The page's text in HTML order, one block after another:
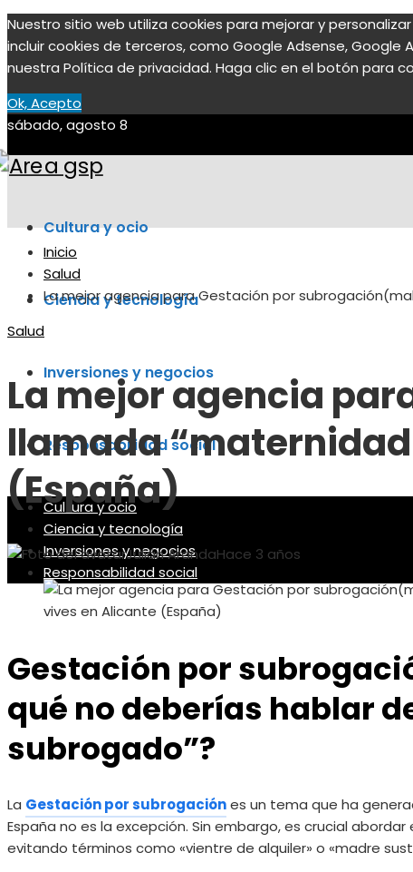
Nuestro sitio web utiliza cookies para mejorar y
incluir cookies de terceros, como Google Adsense, Google
nuestra Política de privacidad. Haga clic en el botón para
Ok, Acepto
sábado, agosto 8
Cultura y ocio
Ciencia y tecnología
Inversiones y negocios
Responsabilidad social
Cultura y ocio
Ciencia y tecnología
Inversiones y negocios
Responsabilidad social
Inicio
Salud
La mejor agencia para Gestación por
Salud
La mejor agencia
llamada
(España)
Julián ArandaHace 3 años
Gestación por
qué no deberías hablar
subrogado”?
La Gestación por subrogaciónes un tema que ha
España no es la excepción. Sin embargo, es crucial
evitando términos como «vientre de alquiler» o «madre